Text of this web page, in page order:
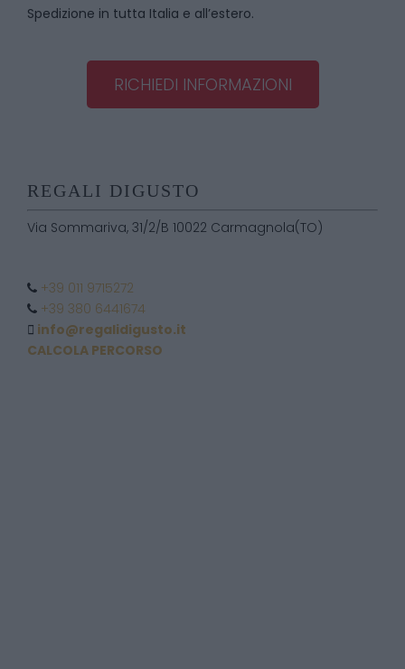
Spedizione in tutta Italia e all’estero.
RICHIEDI INFORMAZIONI
REGALI DIGUSTO
Via Sommariva, 31/2/B 10022 Carmagnola(TO)
+39 011 9715272
+39 380 6441674
info@regalidigusto.it
CALCOLA PERCORSO